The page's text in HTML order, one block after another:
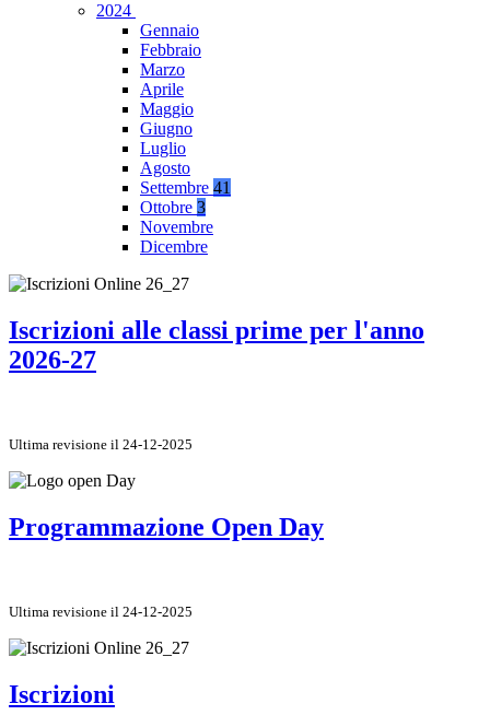
2024
Gennaio
Febbraio
Marzo
Aprile
Maggio
Giugno
Luglio
Agosto
Settembre 41
Ottobre 3
Novembre
Dicembre
Iscrizioni alle classi prime per l'anno
2026-27
Ultima revisione il 24-12-2025
Programmazione Open Day
Ultima revisione il 24-12-2025
Iscrizioni